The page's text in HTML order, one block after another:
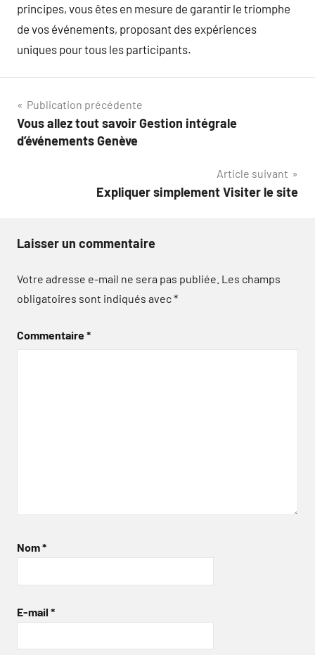
principes, vous êtes en mesure de garantir le triomphe
de vos événements, proposant des expériences
uniques pour tous les participants.
Navigation
de
Publication précédente
Vous allez tout savoir Gestion intégrale
d’événements Genève
Article suivant
Expliquer simplement Visiter le site
Laisser un commentaire
Votre adresse e-mail ne sera pas publiée. Les champs
obligatoires sont indiqués avec*
Commentaire*
Nom*
E-mail *